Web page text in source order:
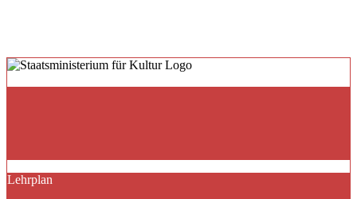
Lehrplan